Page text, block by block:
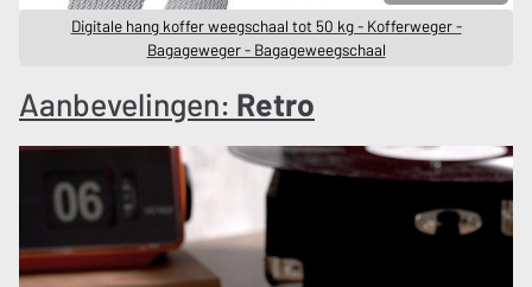
Digitale hang koffer weegschaal tot 50 kg - Kofferweger -
Bagageweger - Bagageweegschaal
Aanbevelingen: Retro